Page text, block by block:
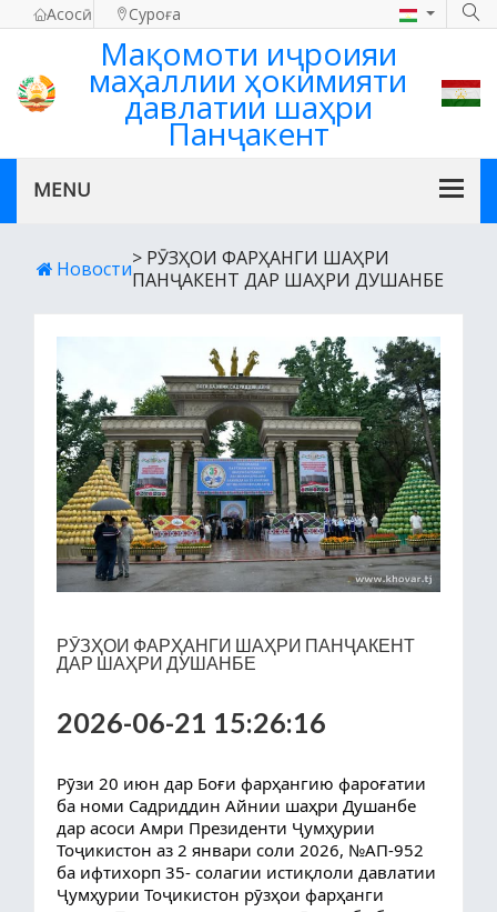
Асосӣ Суроға
Мақомоти иҷроияи
маҳаллии ҳокимияти
давлатии шаҳри
Панҷакент
Новости> РӮЗҲОИ ФАРҲАНГИ ШАҲРИ
ПАНҶАКЕНТ ДАР ШАҲРИ ДУШАНБЕ
РӮЗҲОИ ФАРҲАНГИ ШАҲРИ ПАНҶАКЕНТ
ДАР ШАҲРИ ДУШАНБЕ
2026-06-21 15:26:16
Рӯзи 20 июн дар Боғи фарҳангию фароғатии
ба номи Садриддин Айнии шаҳри Душанбе
дар асоси Амри Президенти Ҷумҳурии
Тоҷикистон аз 2 январи соли 2026, №АП-952
ба ифтихорп 35- солагии истиқлоли давлатии
Ҷумҳурии Тоҷикистон рӯзҳои фарҳанги